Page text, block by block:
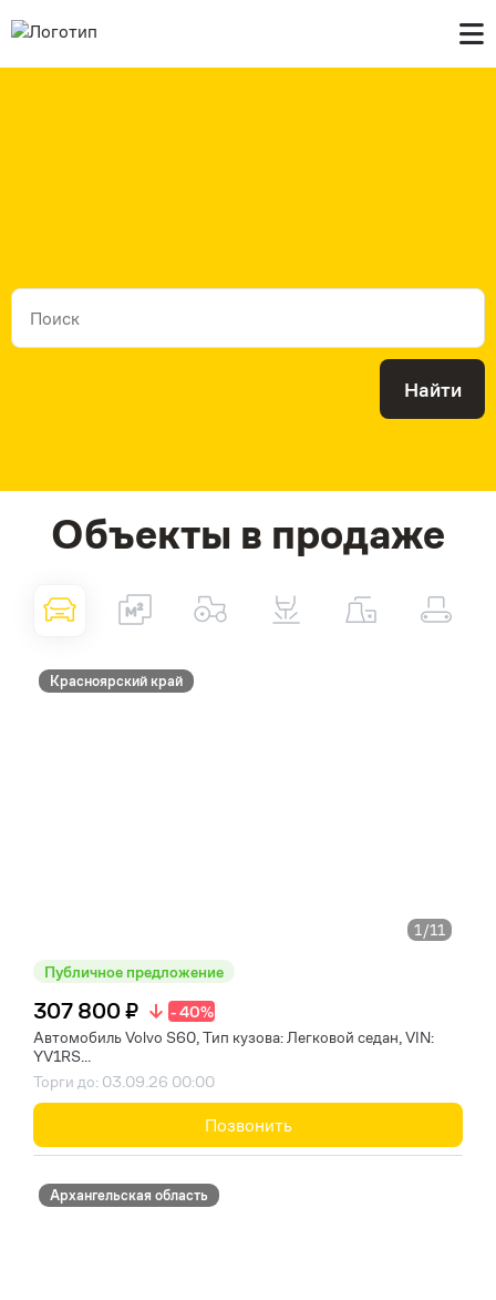
Найти
Объекты в продаже
Красноярский край
1/11
Публичное предложение
307 800 ₽
- 40%
Автомобиль Volvo S60, Тип кузова: Легковой седан, VIN:
YV1RS...
Торги до: 03.09.26 00:00
Позвонить
Архангельская область